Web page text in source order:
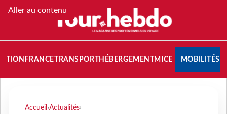
Aller au contenu
FRANCETRANSPORT HÉBERGEMENTMICE MOBILITÉS
Accueil ›Actualités›